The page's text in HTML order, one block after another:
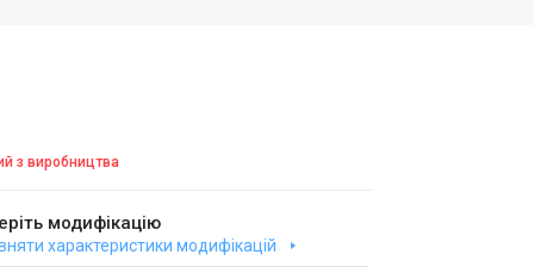
з виробництва
модифікацію
характеристики модифікацій